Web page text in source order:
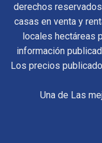
derechos
casas en venta y
locales hectáreas
información
Los precios
Una de Las